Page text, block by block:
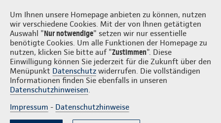
Um Ihnen unsere Homepage anbieten zu können, nutzen
wir verschiedene Cookies. Mit der von Ihnen getätigten
Auswahl "Nur notwendige" setzen wir nur essentielle
benötigte Cookies. Um alle Funktionen der Homepage zu
nutzen, klicken Sie bitte auf "Zustimmen". Diese
Einwilligung können Sie jederzeit für die Zukunft über den
Menüpunkt Datenschutz widerrufen. Die vollständigen
Informationen finden Sie ebenfalls in unseren
Datenschutzhinweisen.
Impressum - Datenschutzhinweise
Thorsten Grote Login
Gute Gründe Tarife & Leistungen Wissenswertes Beratung &